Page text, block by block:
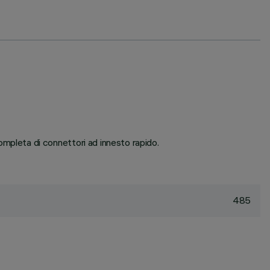
di connettori ad innesto rapido.
485